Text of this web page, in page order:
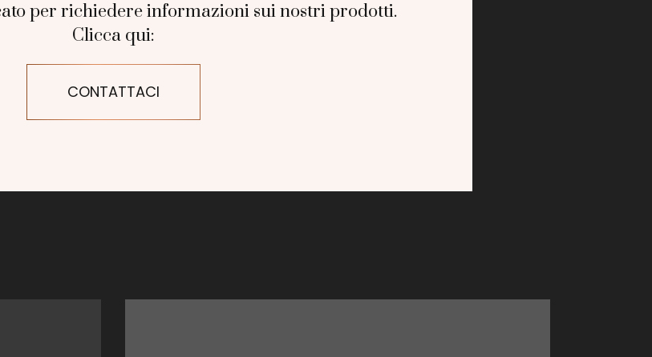
per richiedere informazioni sui nostri prodotti.
Clicca qui:
CONTATTACI